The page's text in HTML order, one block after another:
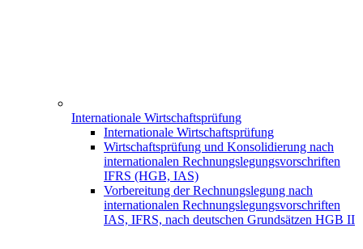
Internationale Wirtschaftsprüfung
Internationale Wirtschaftsprüfung
Wirtschaftsprüfung und Konsolidierung nach
internationalen Rechnungslegungsvorschriften
IFRS (HGB, IAS)
Vorbereitung der Rechnungslegung nach
internationalen Rechnungslegungsvorschriften
IAS, IFRS, nach deutschen Grundsätzen HGB II